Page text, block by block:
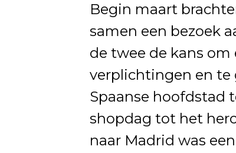
Begin maart
samen een bezoek
de twee de kans
verplichtingen en te
Spaanse hoofdstad
shopdag tot het
naar Madrid was